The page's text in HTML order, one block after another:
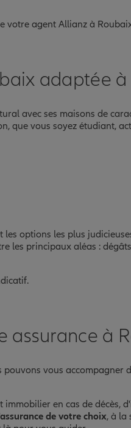
votre agent Allianz à
adaptée à
avec ses maisons de
que vous soyez étudiant,
options les plus
les principaux aléas :
assurance à
pouvons vous accompagner
en cas de décès,
de votre choix, à la